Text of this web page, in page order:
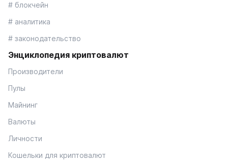
# блокчейн
# аналитика
# законодательство
Энциклопедия криптовалют
Производители
Пулы
Майнинг
Валюты
Личности
Кошельки для криптовалют